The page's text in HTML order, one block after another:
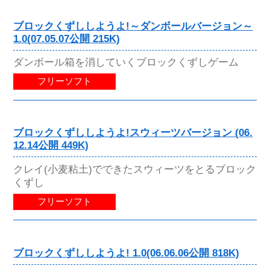
ブロックくずししようよ!～ダンボールバージョン～
1.0(07.05.07公開 215K)
ダンボール箱を消していくブロックくずしゲーム
フリーソフト
ブロックくずししようよ!スウィーツバージョン (06.
12.14公開 449K)
クレイ(小麦粘土)でできたスウィーツをとるブロック
くずし
フリーソフト
ブロックくずししようよ! 1.0(06.06.06公開 818K)